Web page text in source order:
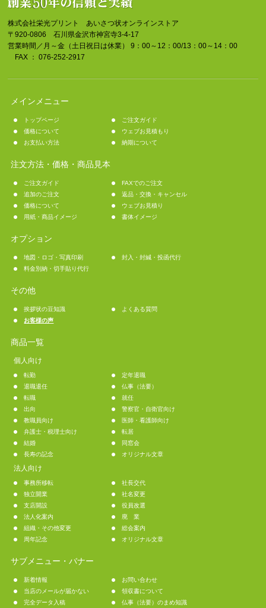
株式会社栄光プリント あいさつ状オンラインストア
〒920-0806 石川県金沢市神宮寺3-4-17
営業時間／月～金（土日祝日は休業） 9：00～12：00/13：00～14：00
FAX ： 076-252-2917
メインメニュー
トップページ
ご注文ガイド
価格について
ウェブお見積もり
お支払い方法
納期について
注文方法・価格・商品見本
ご注文ガイド
FAXでのご注文
追加のご注文
返品・交換・キャンセル
価格について
ウェブお見積り
用紙・商品イメージ
書体イメージ
オプション
地図・ロゴ・写真印刷
封入・封緘・投函代行
料金別納・切手貼り代行
その他
挨拶状の豆知識
よくある質問
お客様の声
商品一覧
個人向け
転勤
定年退職
退職退任
仏事（法要）
転職
就任
出向
警察官・自衛官向け
教職員向け
医師・看護師向け
弁護士・税理士向け
転居
結婚
同窓会
長寿の記念
オリジナル文章
法人向け
事務所移転
社長交代
独立開業
社名変更
支店開設
役員改選
法人化案内
廃 業
組織・その他変更
総会案内
周年記念
オリジナル文章
サブメニュー・バナー
新着情報
お問い合わせ
当店のメールが届かない
領収書について
完全データ入稿
仏事（法要）のまめ知識